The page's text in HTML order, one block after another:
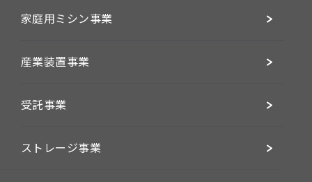
家庭用ミシン事業
産業装置事業
受託事業
ストレージ事業